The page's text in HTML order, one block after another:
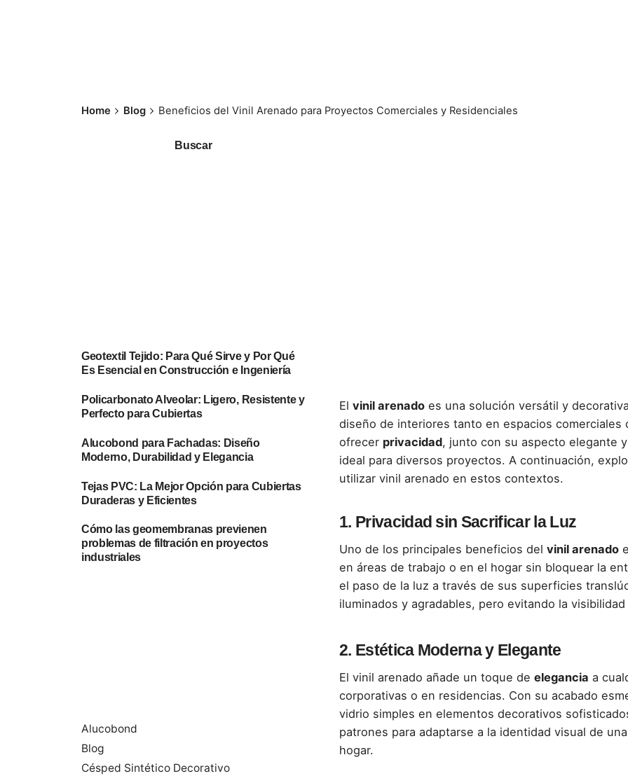
Home Blog Beneficios del Vinil Arenado para Proyectos Comerciales y Residenciales
Buscar
Geotextil Tejido: Para Qué Sirve y Por Qué
Es Esencial en Construcción e Ingeniería
Policarbonato Alveolar: Ligero, Resistente y
Perfecto para Cubiertas
Alucobond para Fachadas: Diseño
Moderno, Durabilidad y Elegancia
Tejas PVC: La Mejor Opción para Cubiertas
Duraderas y Eficientes
Cómo las geomembranas previenen
problemas de filtración en proyectos
industriales
Alucobond
Blog
Césped Sintético Decorativo
El vinil arenado es una solución versátil y
diseño de interiores tanto en espacios comerciales
ofrecer privacidad, junto con su aspecto elegante
ideal para diversos proyectos. A continuación,
utilizar vinil arenado en estos contextos.
1. Privacidad sin Sacrificar la Luz
Uno de los principales beneficios del vinil arenado
en áreas de trabajo o en el hogar sin bloquear la
el paso de la luz a través de sus superficies
iluminados y agradables, pero evitando la
2. Estética Moderna y Elegante
El vinil arenado añade un toque de elegancia a
corporativas o en residencias. Con su acabado
vidrio simples en elementos decorativos
patrones para adaptarse a la identidad visual de
hogar.